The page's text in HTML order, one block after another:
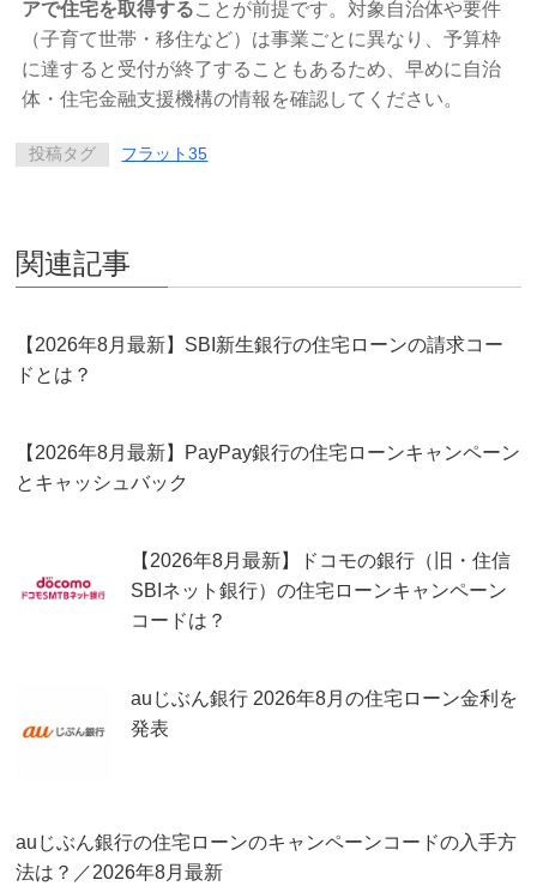
アで住宅を取得することが前提です。対象自治体や要件
（子育て世帯・移住など）は事業ごとに異なり、予算枠
に達すると受付が終了することもあるため、早めに自治
体・住宅金融支援機構の情報を確認してください。
投稿タグ フラット35
関連記事
【2026年8月最新】SBI新生銀行の住宅ローンの請求コー
ドとは？
【2026年8月最新】PayPay銀行の住宅ローンキャンペーン
とキャッシュバック
【2026年8月最新】ドコモの銀行（旧・住信
SBIネット銀行）の住宅ローンキャンペーン
コードは？
auじぶん銀行 2026年8月の住宅ローン金利を
発表
auじぶん銀行の住宅ローンのキャンペーンコードの入手方
法は？／2026年8月最新